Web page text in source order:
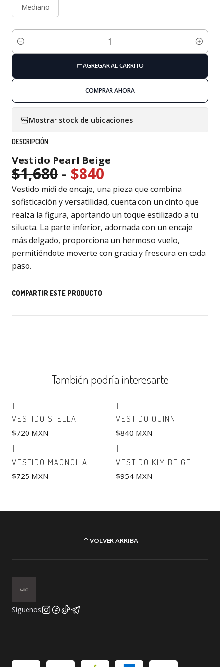
Mediano
Cantidad
AGREGAR AL CARRITO
COMPRAR AHORA
Mostrar stock de ubicaciones
DESCRIPCIÓN
Vestido Pearl Beige
$1,680 - $840
Vestido midi de encaje, una pieza que combina
sofisticación y versatilidad, cuenta con un cinto que
realza la figura, aportando un toque estilizado a tu
silueta. La parte inferior, adornada con un encaje
más delgado, proporciona un hermoso vuelo,
permitiéndote moverte con gracia y frescura en cada
paso.
COMPARTIR ESTE PRODUCTO
También podría interesarte
|
VESTIDO STELLA
$720 MXN
|
VESTIDO QUINN
$840 MXN
VESTIDO MAGNOLIA
$725 MXN
VESTIDO KIM BEIGE
$954 MXN
VOLVER ARRIBA
Síguenos